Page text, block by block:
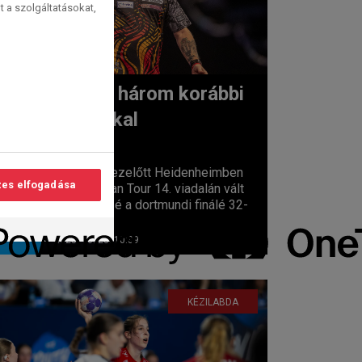
perc
Eb-rajt három korábbi
bajnokkal
Öt nappal ezelőtt Heidenheimben
az European Tour 14. viadalán vált
véglegessé a dortmundi finálé 32-
2025. 10. 23. 10:39
KÉZILABDA
a szolgáltatásokat,
elfogadása